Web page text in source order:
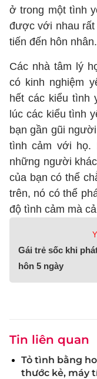
ở trong một tình
được với nhau rất
tiến đến hôn nhân.
Các nhà tâm lý
có kinh nghiệm
hết các kiểu tình
lúc các kiểu tình
bạn gần gũi
tình cảm với họ.
những người
của bạn có thể
trên, nó có thể
độ tình cảm mà
Gái trẻ sốc khi
hôn 5 ngày
Tin liên quan
Tỏ tình bằng
thước kẻ, máy